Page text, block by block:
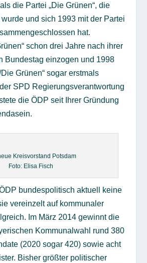
die Partei „Die Grünen“, die
und sich 1993 mit der Partei
hat.
schon drei Jahre nach ihrer
Bundestag einzogen und 1998
Grünen“ sogar erstmals
SPD Regierungsverantwortung
die ÖDP seit Ihrer Gründung
Kreisvorstand Potsdam
Foto: Elisa Fisch
bundespolitisch aktuell keine
vereinzelt auf kommunaler
Im März 2014 gewinnt die
Kommunalwahl rund 380
(2020 sogar 420) sowie acht
Bisher größter politischer